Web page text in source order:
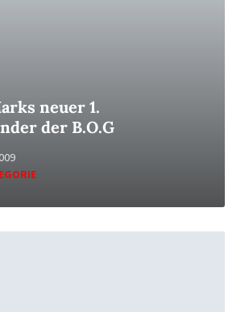
neuer 1.
der B.O.G